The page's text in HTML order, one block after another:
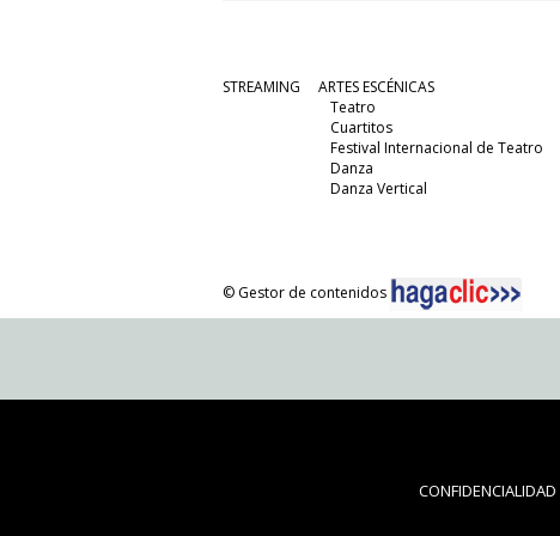
STREAMING
ARTES ESCÉNICAS
Teatro
Cuartitos
Festival Internacional de Teatro
Danza
Danza Vertical
© Gestor de contenidos
CONFIDENCIALIDAD